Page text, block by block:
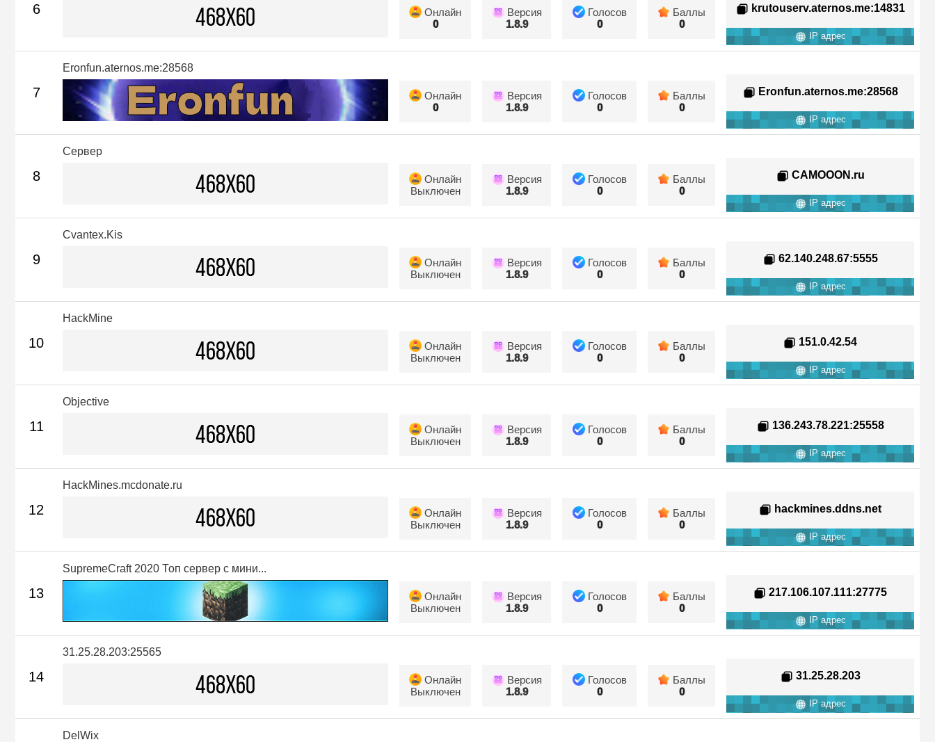
6
Онлайн
0
Версия
1.8.9
Голосов
0
Баллы
0
krutouserv.aternos.me:14831
IP адрес
7
Eronfun.aternos.me:28568
Онлайн
0
Версия
1.8.9
Голосов
0
Баллы
0
Eronfun.aternos.me:28568
IP адрес
8
Сервер
Онлайн
Выключен
Версия
1.8.9
Голосов
0
Баллы
0
CAMOOON.ru
IP адрес
9
Cvantex.Kis
Онлайн
Выключен
Версия
1.8.9
Голосов
0
Баллы
0
62.140.248.67:5555
IP адрес
10
HackMine
Онлайн
Выключен
Версия
1.8.9
Голосов
0
Баллы
0
151.0.42.54
IP адрес
11
Objective
Онлайн
Выключен
Версия
1.8.9
Голосов
0
Баллы
0
136.243.78.221:25558
IP адрес
12
HackMines.mcdonate.ru
Онлайн
Выключен
Версия
1.8.9
Голосов
0
Баллы
0
hackmines.ddns.net
IP адрес
13
SupremeCraft 2020 Топ сервер с мини...
Онлайн
Выключен
Версия
1.8.9
Голосов
0
Баллы
0
217.106.107.111:27775
IP адрес
14
31.25.28.203:25565
Онлайн
Выключен
Версия
1.8.9
Голосов
0
Баллы
0
31.25.28.203
IP адрес
DelWix